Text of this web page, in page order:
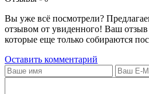
Вы уже всё посмотрели?
отзывом от увиденного! Ваш отзыв
которые еще только собираются
Оставить комментарий